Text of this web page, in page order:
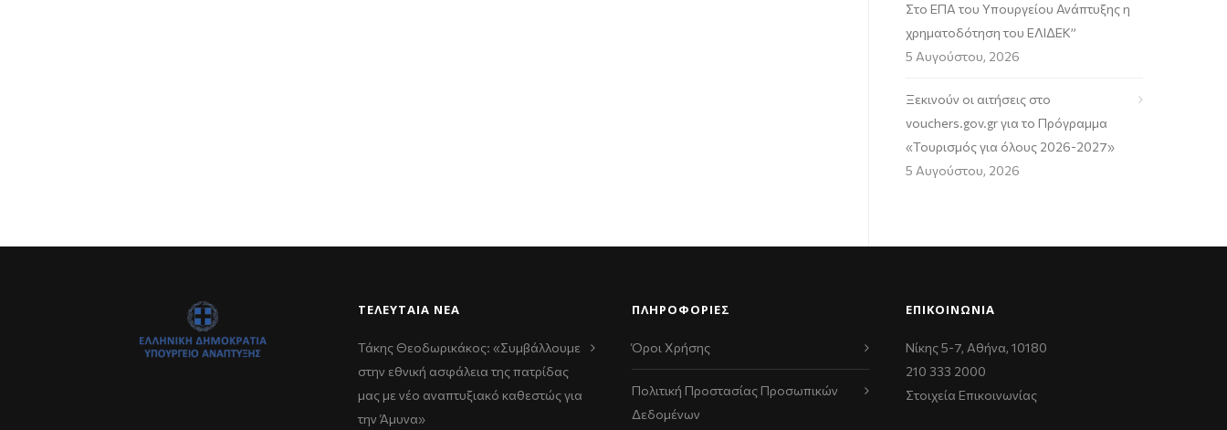
Στο ΕΠΑ του Υπουργείου Ανάπτυξης η
χρηματοδότηση του ΕΛΙΔΕΚ”
5 Αυγούστου, 2026
Ξεκινούν οι αιτήσεις στο
vouchers.gov.gr για το Πρόγραμμα
«Τουρισμός για όλους 2026-2027»
5 Αυγούστου, 2026
ΤΕΛΕΥΤΑΊΑ ΝΈΑ
Τάκης Θεοδωρικάκος: «Συμβάλλουμε
στην εθνική ασφάλεια της πατρίδας
μας με νέο αναπτυξιακό καθεστώς για
την Άμυνα»
ΠΛΗΡΟΦΟΡΙΕΣ
Όροι Χρήσης
Πολιτική Προστασίας Προσωπικών
Δεδομένων
ΕΠΙΚΟΙΝΩΝΊΑ
Νίκης 5-7, Αθήνα, 10180
210 333 2000
Στοιχεία Επικοινωνίας